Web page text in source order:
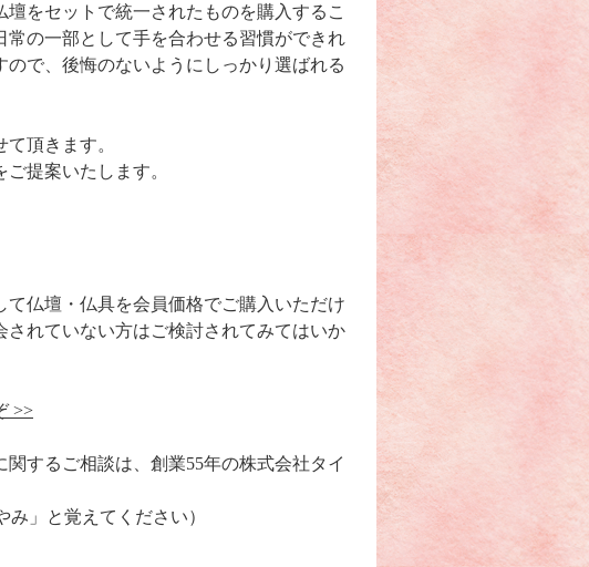
をセットで統一されたものを購入するこ
の一部として手を合わせる習慣ができれ
で、後悔のないようにしっかり選ばれる
頂きます。
提案いたします。
て仏壇・仏具を会員価格でご購入いただけ
れていない方はご検討されてみてはいか
>>
するご相談は、創業55年の株式会社タイ
」と覚えてください）